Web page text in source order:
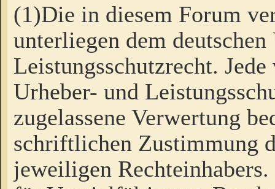
(1)Die in diesem Forum
unterliegen dem
Leistungsschutzrecht.
Urheber- und
zugelassene Verwertung
schriftlichen Zustimmung
jeweiligen